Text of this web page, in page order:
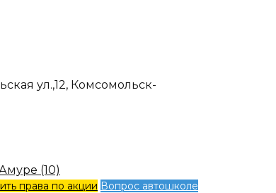
ул.,12, Комсомольск-
(10)
права по акции Вопрос автошколе